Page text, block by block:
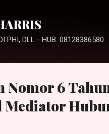
PHI, DLL - HUB. 08128386580
Nomor 6
Mediator